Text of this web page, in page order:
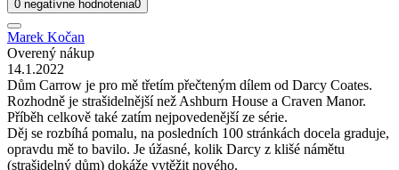
0 negatívne hodnotenia0
Marek Kočan
Overený nákup
14.1.2022
Dům Carrow je pro mě třetím přečteným dílem od Darcy Coates.
Rozhodně je strašidelnější než Ashburn House a Craven Manor.
Příběh celkově také zatím nejpovedenější ze série.
Děj se rozbíhá pomalu, na posledních 100 stránkách docela graduje,
opravdu mě to bavilo. Je úžasné, kolik Darcy z klišé námětu
(strašidelný dům) dokáže vytěžit nového.